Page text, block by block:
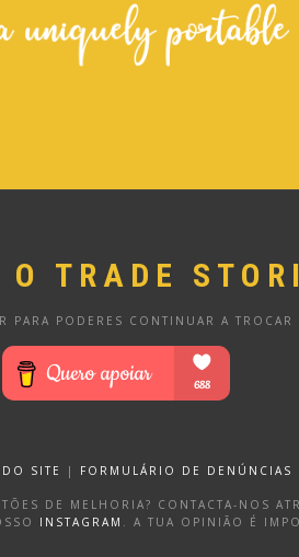
TRADE
PARA PODERES CONTINUAR A
SITE | FORMULÁRIO DE DENÚNCIAS
DE MELHORIA? CONTACTA-NOS
INSTAGRAM . A TUA OPINIÃO É